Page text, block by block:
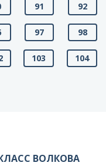
91 92
97 98
103 104
ВОЛКОВА